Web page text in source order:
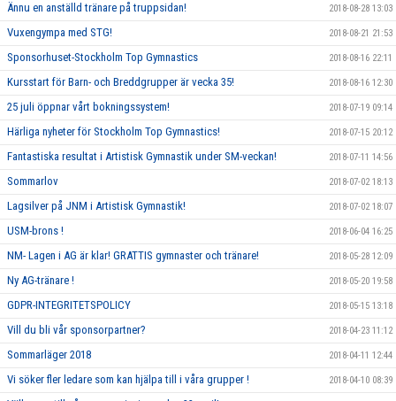
Ännu en anställd tränare på truppsidan! 2018-08-28 13:03
Vuxengympa med STG! 2018-08-21 21:53
Sponsorhuset-Stockholm Top Gymnastics 2018-08-16 22:11
Kursstart för Barn- och Breddgrupper är vecka 35! 2018-08-16 12:30
25 juli öppnar vårt bokningssystem! 2018-07-19 09:14
Härliga nyheter för Stockholm Top Gymnastics! 2018-07-15 20:12
Fantastiska resultat i Artistisk Gymnastik under SM-veckan! 2018-07-11 14:56
Sommarlov 2018-07-02 18:13
Lagsilver på JNM i Artistisk Gymnastik! 2018-07-02 18:07
USM-brons ! 2018-06-04 16:25
NM- Lagen i AG är klar! GRATTIS gymnaster och tränare! 2018-05-28 12:09
Ny AG-tränare ! 2018-05-20 19:58
GDPR-INTEGRITETSPOLICY 2018-05-15 13:18
Vill du bli vår sponsorpartner? 2018-04-23 11:12
Sommarläger 2018 2018-04-11 12:44
Vi söker fler ledare som kan hjälpa till i våra grupper ! 2018-04-10 08:39